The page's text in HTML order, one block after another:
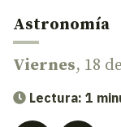
Astronomía
Viernes, 18
Lectura: 1